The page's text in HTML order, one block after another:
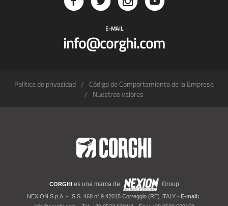
E-MAIL
info@corghi.com
Política de privacidad
Código de Comportamiento de la Empresa
Nuestros valores
CORGHI es una marca de Group
NEXION S.p.A. - S.S. 468 n° 9 42015 Correggio (RE) ITALY - E-mail: